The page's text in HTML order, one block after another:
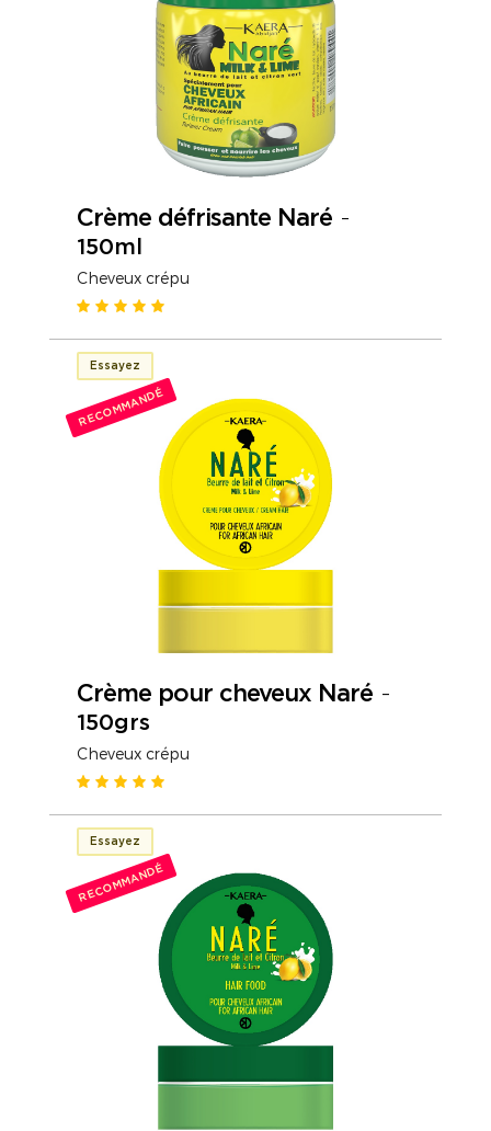
Crème défrisante Naré-
150ml
Cheveux crépu
Essayez
RECOMMANDÉ
Crème pour cheveux Naré-
150grs
Cheveux crépu
Essayez
RECOMMANDÉ